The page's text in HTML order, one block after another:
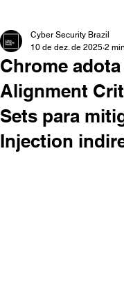
Chrome
Alignment
Sets para
Injection
Cyber Security Brazil
10 de dez. de 2025 2